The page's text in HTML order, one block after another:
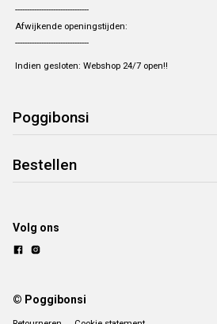
-------------------------------
Afwijkende openingstijden:
-------------------------------
Indien gesloten: Webshop 24/7 open!!
Poggibonsi
Bestellen
Volg ons
© Poggibonsi